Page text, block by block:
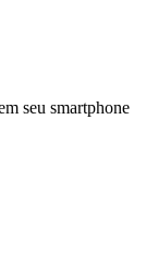
seu smartphone